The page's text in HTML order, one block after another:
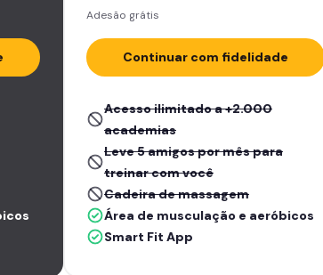
Adesão grátis
Continuar com fidelidade
Acesso ilimitado a +2.000
academias
Leve 5 amigos por mês para
treinar com você
Cadeira de massagem
Área de musculação e aeróbicos
Smart Fit App